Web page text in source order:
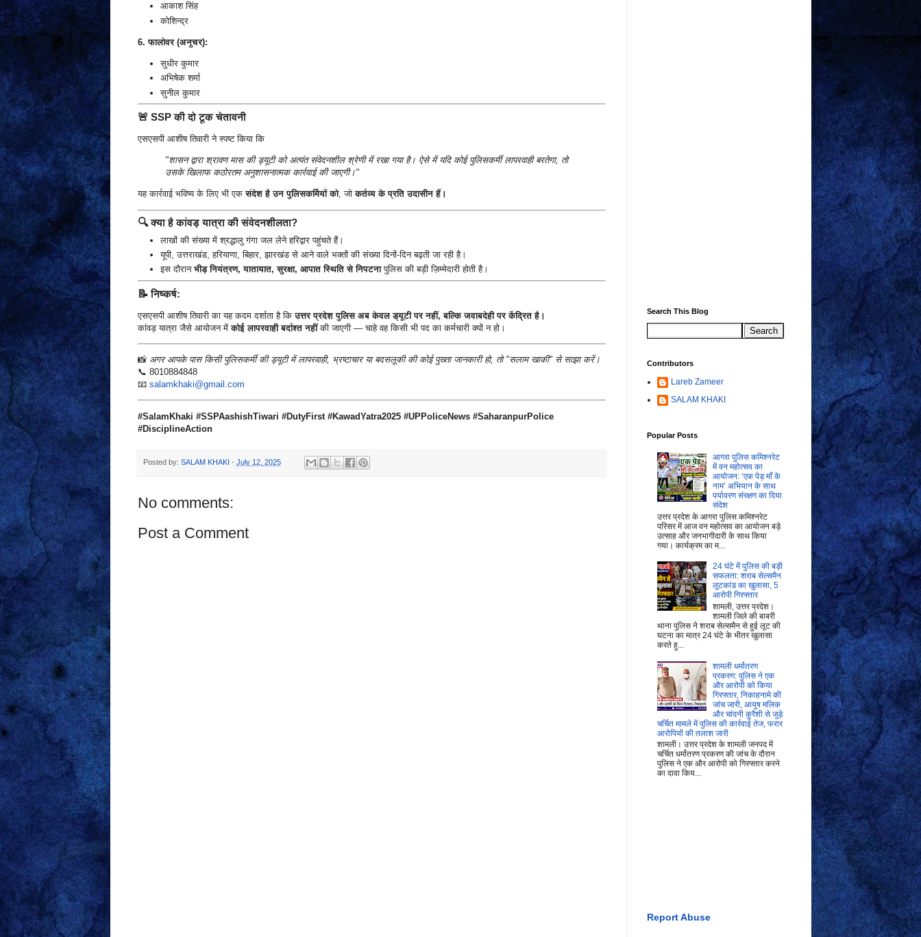
आकाश सिंह
कोशिन्द्र
6. फालोवर (अनुचर):
सुधीर कुमार
अभिषेक शर्मा
सुनील कुमार
🚨 SSP की दो टूक चेतावनी
एसएसपी आशीष तिवारी ने स्पष्ट किया कि
"शासन द्वारा श्रावण मास की ड्यूटी को अत्यंत संवेदनशील श्रेणी में रखा गया है। ऐसे में यदि कोई पुलिसकर्मी लापरवाही बरतेगा, तो
उसके खिलाफ कठोरतम अनुशासनात्मक कार्रवाई की जाएगी।"
यह कार्रवाई भविष्य के लिए भी एकसंदेश है उन पुलिसकर्मियों को, जोकर्तव्य के प्रति उदासीन हैं।
🔍 क्या है कांवड़ यात्रा की संवेदनशीलता?
लाखों की संख्या में श्रद्धालु गंगा जल लेने हरिद्वार पहुंचते हैं।
यूपी, उत्तराखंड, हरियाणा, बिहार, झारखंड से आने वाले भक्तों की संख्या दिनों-दिन बढ़ती जा रही है।
इस दौरान भीड़ नियंत्रण, यातायात, सुरक्षा, आपात स्थिति से निपटनापुलिस की बड़ी ज़िम्मेदारी होती है।
📝 निष्कर्ष:
एसएसपी आशीष तिवारी का यह कदम दर्शाता है किउत्तर प्रदेश पुलिस अब केवल ड्यूटी पर नहीं, बल्कि जवाबदेही पर केंद्रित है।
कांवड़ यात्रा जैसे आयोजन मेंकोई लापरवाही बर्दाश्त नहींकी जाएगी — चाहे वह किसी भी पद का कर्मचारी क्यों न हो।
📸 अगर आपके पास किसी पुलिसकर्मी की ड्यूटी में लापरवाही, भ्रष्टाचार या बदसलूकी की कोई पुख्ता जानकारी हो, तो "सलाम खाकी" से साझा करें।
📞 8010884848
📧 salamkhaki@gmail.com
#SalamKhaki #SSPAashishTiwari #DutyFirst #KawadYatra2025 #UPPoliceNews #SaharanpurPolice
#DisciplineAction
Posted by: SALAM KHAKI - July 12, 2025
No comments:
Post a Comment
Search This Blog
Contributors
Lareb Zameer
SALAM KHAKI
Popular Posts
आगरा पुलिस कमिश्नरेट
में वन महोत्सव का
आयोजन: ‘एक पेड़ माँ के
नाम’ अभियान के साथ
पर्यावरण संरक्षण का दिया
संदेश
उत्तर प्रदेश के आगरा पुलिस कमिश्नरेट
परिसर में आज वन महोत्सव का आयोजन बड़े
उत्साह और जनभागीदारी के साथ किया
गया। कार्यक्रम का म...
24 घंटे में पुलिस की बड़ी
सफलता: शराब सेल्समैन
लूटकांड का खुलासा, 5
आरोपी गिरफ्तार
शामली, उत्तर प्रदेश।
शामली जिले की बाबरी
थाना पुलिस ने शराब सेल्समैन से हुई लूट की
घटना का मात्र 24 घंटे के भीतर खुलासा
करते हु...
शामली धर्मांतरण
प्रकरण: पुलिस ने एक
और आरोपी को किया
गिरफ्तार, निकाहनामे की
जांच जारी, आयुष मलिक
और चांदनी कुरैशी से जुड़े
चर्चित मामले में पुलिस की कार्रवाई तेज, फरार
आरोपियों की तलाश जारी
शामली। उत्तर प्रदेश के शामली जनपद में
चर्चित धर्मांतरण प्रकरण की जांच के दौरान
पुलिस ने एक और आरोपी को गिरफ्तार करने
का दावा किय...
Report Abuse